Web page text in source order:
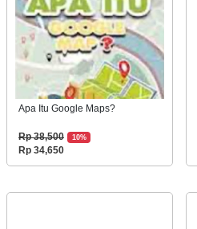
Apa Itu Google Maps?
Rp 38,500 10%
Rp 34,650